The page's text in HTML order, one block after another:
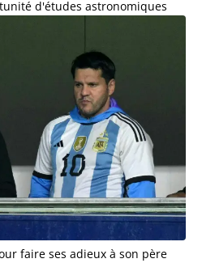
d'études astronomiques
faire ses adieux à son père